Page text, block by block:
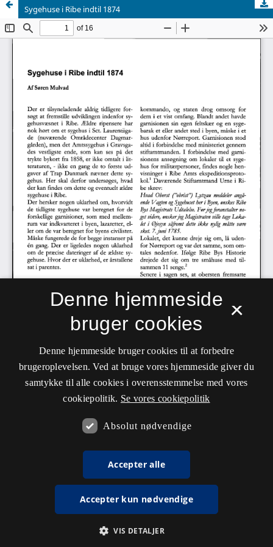
Sygehuse i Ribe indtil 1874
×
Denne hjemmeside
bruger cookies
Denne hjemmeside bruger cookies til at forbedre
brugeroplevelsen. Ved at bruge vores hjemmeside giver du
samtykke til alle cookies i overensstemmelse med vores
cookiepolitik. Se vores cookiepolitik
Absolut nødvendige
Accepter alle
Accepter kun nødvendige
VIS DETALJER